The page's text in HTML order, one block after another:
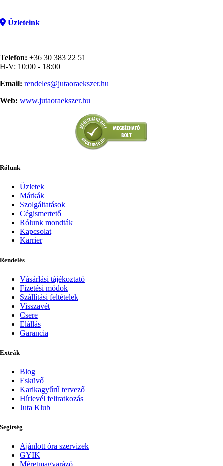
Üzleteink
Telefon: +36 30 383 22 51
H-V: 10:00 - 18:00
Email: rendeles@jutaoraekszer.hu
Web: www.jutaoraekszer.hu
Rólunk
Üzletek
Márkák
Szolgáltatások
Cégismertető
Rólunk mondták
Kapcsolat
Karrier
Rendelés
Vásárlási tájékoztató
Fizetési módok
Szállítási feltételek
Visszavét
Csere
Elállás
Garancia
Extrák
Blog
Esküvő
Karikagyűrű tervező
Hírlevél feliratkozás
Juta Klub
Segítség
Ajánlott óra szervizek
GYIK
Méretmagyarázó